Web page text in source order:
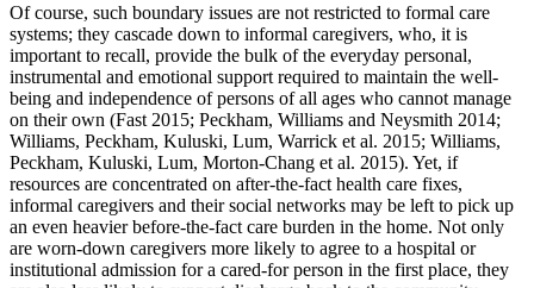
Of course, such boundary issues are not restricted to formal care
systems; they cascade down to informal caregivers, who, it is
important to recall, provide the bulk of the everyday personal,
instrumental and emotional support required to maintain the well-
being and independence of persons of all ages who cannot manage
on their own (Fast 2015; Peckham, Williams and Neysmith 2014;
Williams, Peckham, Kuluski, Lum, Warrick et al. 2015; Williams,
Peckham, Kuluski, Lum, Morton-Chang et al. 2015). Yet, if
resources are concentrated on after-the-fact health care fixes,
informal caregivers and their social networks may be left to pick up
an even heavier before-the-fact care burden in the home. Not only
are worn-down caregivers more likely to agree to a hospital or
institutional admission for a cared-for person in the first place, they